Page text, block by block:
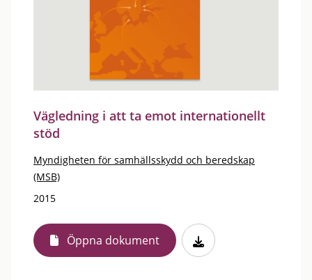
Vägledning i att ta emot internationellt
stöd
Myndigheten för samhällsskydd och beredskap
(MSB)
2015
Öppna dokument